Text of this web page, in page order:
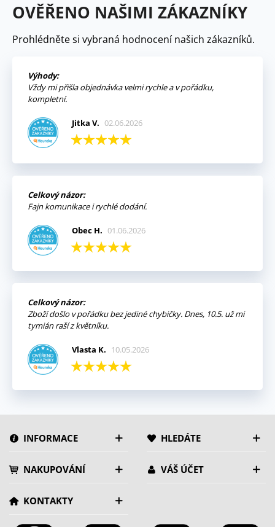
OVĚŘENO NAŠIMI ZÁKAZNÍKY
Prohlédněte si vybraná hodnocení našich zákazníků.
Výhody:
Vždy mi přišla objednávka velmi rychle a v pořádku,
kompletní.
Jitka V. 02.06.2026
Celkový názor:
Fajn komunikace i rychlé dodání.
Obec H. 01.06.2026
Celkový názor:
Zboží došlo v pořádku bez jediné chybičky. Dnes, 10.5. už mi
tymián raší z květníku.
Vlasta K. 10.05.2026
INFORMACE HLEDÁTE
NAKUPOVÁNÍ VÁŠ ÚČET
KONTAKTY